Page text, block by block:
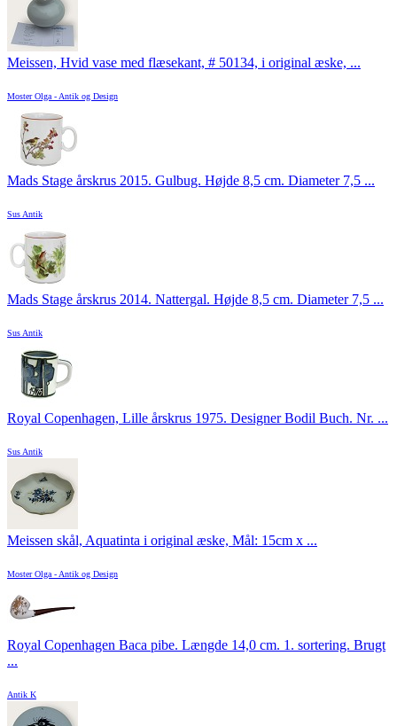
Meissen, Hvid vase med flæsekant, # 50134, i original æske, ...
Moster Olga - Antik og Design
Mads Stage årskrus 2015. Gulbug. Højde 8,5 cm. Diameter 7,5 ...
Sus Antik
Mads Stage årskrus 2014. Nattergal. Højde 8,5 cm. Diameter 7,5 ...
Sus Antik
Royal Copenhagen, Lille årskrus 1975. Designer Bodil Buch. Nr. ...
Sus Antik
Meissen skål, Aquatinta i original æske, Mål: 15cm x ...
Moster Olga - Antik og Design
Royal Copenhagen Baca pibe. Længde 14,0 cm. 1. sortering. Brugt
...
Antik K